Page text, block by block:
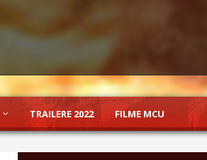
TRAILERE 2022 FILME MCU